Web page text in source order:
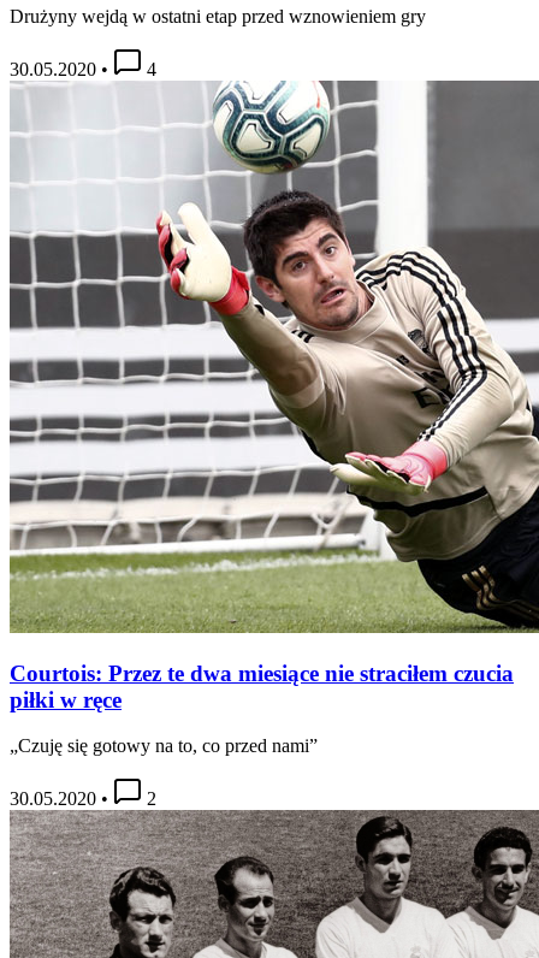
Drużyny wejdą w ostatni etap przed wznowieniem gry
30.05.2020 • 4
Courtois: Przez te dwa miesiące nie straciłem czucia
piłki w ręce
„Czuję się gotowy na to, co przed nami”
30.05.2020 • 2